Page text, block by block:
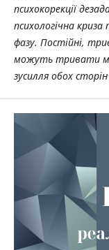
психокорекції
психологічна
фазу. Постійні,
можуть тривати
зусилля обох